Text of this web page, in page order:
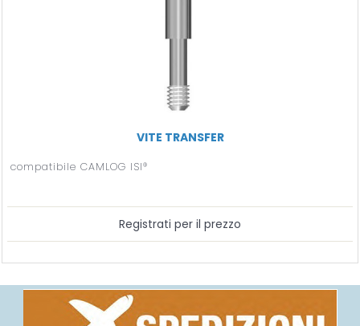
VITE TRANSFER
compatibile CAMLOG ISI®
Registrati per il prezzo